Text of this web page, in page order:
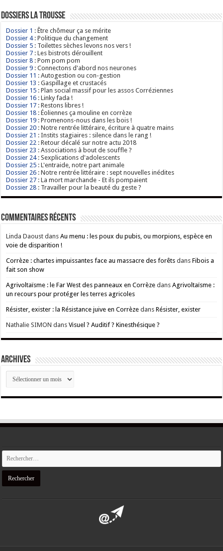
Dossiers La Trousse
Dossier 1 : Être chômeur ça se mérite
Dossier 4: Politique du changement
Dossier 5 : Toilettes sèches levons nos vers !
Dossier 7 : Les bistrots dérouillent
Dossier 8 : Pom pom pom
Dossier 9 : Connectons d'abord nos neurones
Dossier 11 : Autogestion ou con-gestion
Dossier 13 : Gaspillage et crustacés
Dossier 15 : Plan social massif pour les assos Corréziennes
Dossier 16 : Linky fada !
Dossier 17 : Restons libres !
Dossier 18 : Éoliennes ça mouline en corrèze
Dossier 19 : Promenons-nous dans les bois !
Dossier 20 : Notre rentrée littéraire, écriture à quatre mains
Dossier 21 : Instits stagiaires : silence dans le rang !
Dossier 22 : Retour décalé sur notre actu 2018
Dossier 23 : Associations à bout de souffle ?
Dossier 24: Sexplications d'adolescents
Dossier 25 : L'entraide, notre part animale
Dossier 26 : Notre rentrée littéraire : sept nouvelles inédites
Dossier 27 : La mort marchande - Et ils pompaient
Dossier 28 : Travailler pour la beauté du geste ?
Commentaires récents
Linda Daoust dansAu menu : les poux du pubis, ou morpions, espèce en
voie de disparition !
Corrèze : chartes impuissantes face au massacre des forêts dansFibois a
fait son show
Agrivoltaïsme : le Far West des panneaux en Corrèze dansAgrivoltaïsme :
un recours pour protéger les terres agricoles
Résister, exister : la Résistance juive en Corrèze dansRésister, exister
Nathalie SIMON dansVisuel ? Auditif ? Kinesthésique ?
ARCHIVES
ARCHIVES